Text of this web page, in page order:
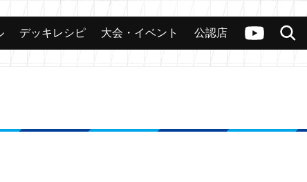
ヴァンガードch
検索
カード 大会 公認店舗 その他
デッキレシピ 大会・イベント 公認店